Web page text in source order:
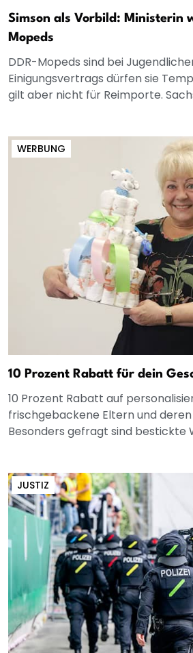
Simson als Vorbild: Ministerin
Mopeds
DDR-Mopeds sind bei
Einigungsvertrags dürfen sie
gilt aber nicht für Reimporte.
WERBUNG
10 Prozent Rabatt für dein
10 Prozent Rabatt auf
frischgebackene Eltern und deren
Besonders gefragt sind bestickte
JUSTIZ